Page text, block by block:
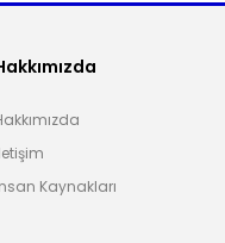
Kaynakları